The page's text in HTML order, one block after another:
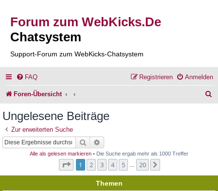
Forum zum WebKicks.De
Chatsystem
Support-Forum zum WebKicks-Chatsystem
FAQ Anmelden
Registrieren
Foren-Übersicht
Ungelesene Beiträge
Zur erweiterten Suche
Suche
Alle als gelesen markieren • Die Suche ergab mehr als 1000 Treffer
Seite von
1 2 3 4 5 20
Themen